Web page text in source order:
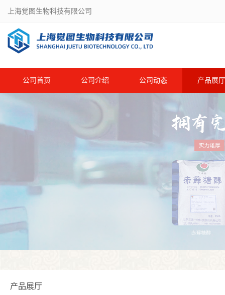
上海觉图生物科技有限公司
公司首页 公司介绍 公司动态 产品展厅
产品展厅